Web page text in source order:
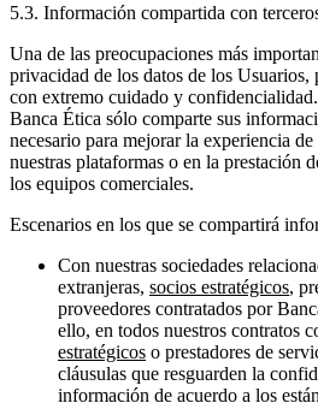
5.3. Información compartida con
Una de las preocupaciones más
privacidad de los datos de los Usuarios,
con extremo cuidado y
Banca Ética sólo comparte sus
necesario para mejorar la experiencia
nuestras plataformas o en la prestación
los equipos comerciales.
Escenarios en los que se compartirá
Con nuestras sociedades
extranjeras, socios estratégicos,
proveedores contratados por
ello, en todos nuestros contratos
estratégicos o prestadores de
cláusulas que resguarden la
información de acuerdo a los